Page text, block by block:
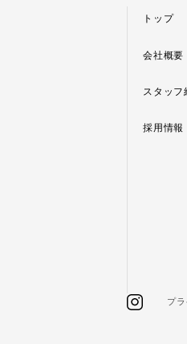
トップ
会社概要
スタッフ
採用情報
プ